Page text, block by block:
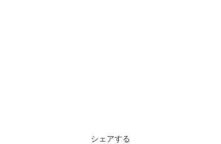
シェアする